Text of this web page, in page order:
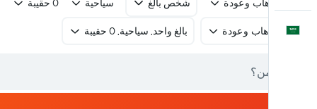
العَرَبِيَّة
رحلة ذهاب وعودة شخص بالغ سياحية 0 حقيبة
رحلة ذهاب وعودة بالغ واحد, سياحية, 0 حقيبة